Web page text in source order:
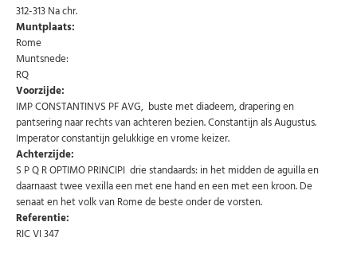
Uw
email
AANMELDEN
U kunt zich op elk moment weer afmelden via de nieuwsbrief.
Niet meer opnieuw tonen.
312-313 Na chr.
Muntplaats:
Rome
Muntsnede:
RQ
Voorzijde:
IMP CONSTANTINVS PF AVG, buste met diadeem, drapering en
pantsering naar rechts van achteren bezien. Constantijn als Augustus.
Imperator constantijn gelukkige en vrome keizer.
Achterzijde:
S P Q R OPTIMO PRINCIPI drie standaards: in het midden de aguilla en
daarnaast twee vexilla een met ene hand en een met een kroon. De
senaat en het volk van Rome de beste onder de vorsten.
Referentie:
RIC VI 347